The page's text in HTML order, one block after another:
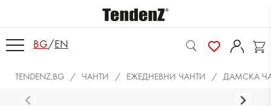
BG/EN
TENDENZ.BG ЧАНТИ ЕЖЕДНЕВНИ ЧАНТИ ДАМСКА